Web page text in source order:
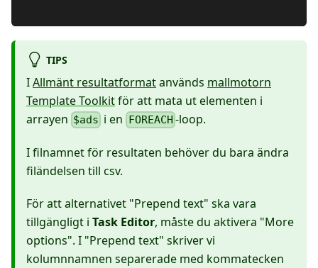
TIPS
IAllmänt resultatformatanvänds mallmotorn
Template Toolkitför att mata ut elementen i
arrayen $ads i en FOREACH -loop.
I filnamnet för resultaten behöver du bara ändra
filändelsen till csv.
För att alternativet "Prepend text" ska vara
tillgängligt i Task Editor, måste du aktivera "More
options". I "Prepend text" skriver vi
kolumnnamnen separerade med kommatecken